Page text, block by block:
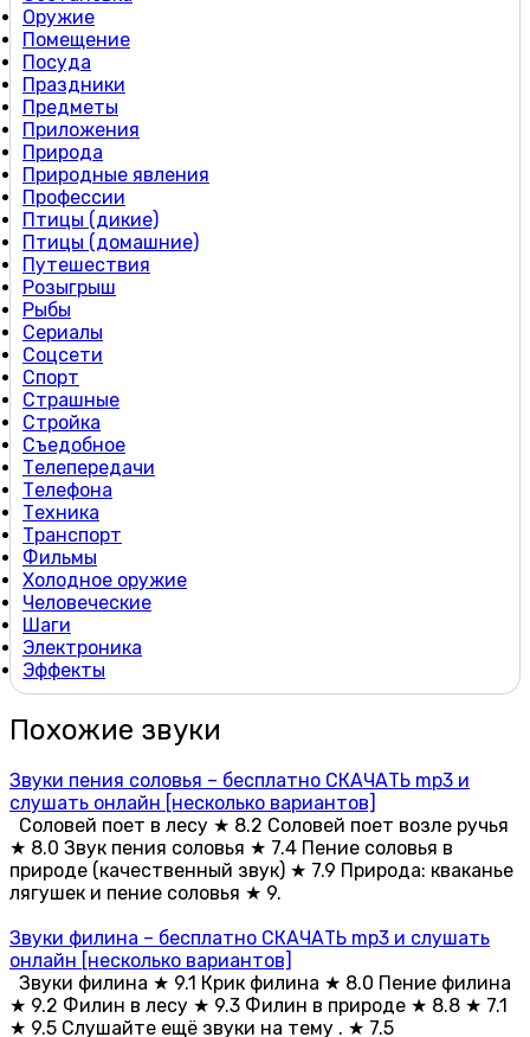
Оружие
Помещение
Посуда
Праздники
Предметы
Приложения
Природа
Природные явления
Профессии
Птицы (дикие)
Птицы (домашние)
Путешествия
Розыгрыш
Рыбы
Сериалы
Соцсети
Спорт
Страшные
Стройка
Съедобное
Телепередачи
Телефона
Техника
Транспорт
Фильмы
Холодное оружие
Человеческие
Шаги
Электроника
Эффекты
Похожие звуки
Звуки пения соловья – бесплатно СКАЧАТЬ mp3 и
слушать онлайн [несколько вариантов]
Соловей поет в лесу ★ 8.2 Соловей поет возле ручья
★ 8.0 Звук пения соловья ★ 7.4 Пение соловья в
природе (качественный звук) ★ 7.9 Природа: кваканье
лягушек и пение соловья ★ 9.
Звуки филина – бесплатно СКАЧАТЬ mp3 и слушать
онлайн [несколько вариантов]
Звуки филина ★ 9.1 Крик филина ★ 8.0 Пение филина
★ 9.2 Филин в лесу ★ 9.3 Филин в природе ★ 8.8 ★ 7.1
★ 9.5 Слушайте ещё звуки на тему . ★ 7.5